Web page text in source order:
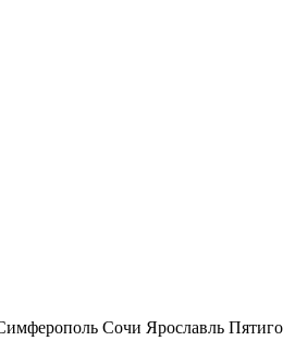
Сочи Ярославль